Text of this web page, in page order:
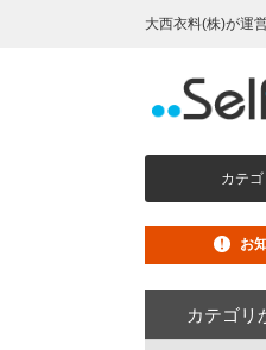
大西衣料(株)が運
カテ
お
カテゴリ